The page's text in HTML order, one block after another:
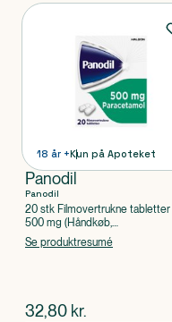
Produkter
18 år +Kun på Apoteket
Panodil
Panodil
20 stk Filmovertrukne tabletter
500 mg (Håndkøb,
apoteksforbeholdt), Paracetamol
Se produktresumé
$nuværende pris
32,80 kr.